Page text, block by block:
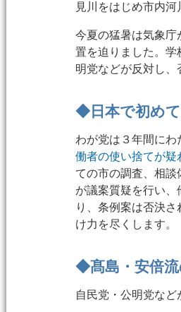
見川をはじめ市内
今夏の猛暑は気象庁
置を迫りました。学
明党などが反対し、
◆日本で初め
わが党は３年間に
働者の使い捨てが疑
ての市の調査、相
が議案質疑を行い
り、条例案は否決
け力を尽くします。
◆髙島・安倍流
自民党・公明党など